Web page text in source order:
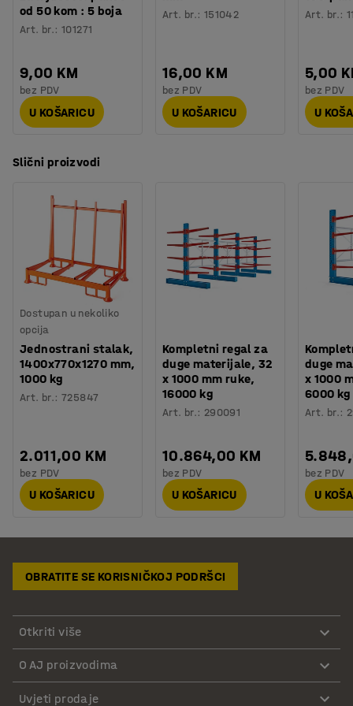
od 50 kom : 5 boja
Art. br.:101271
9,00 KM
bez PDV
U KOŠARICU
Art. br.: 151042
16,00 KM
bez PDV
U KOŠARICU
Art. br.:
5,00
bez PDV
U
Slični proizvodi
Dostupan u nekoliko
opcija
Jednostrani stalak,
1400x770x1270 mm,
1000 kg
Art. br.:725847
2.011,00 KM
bez PDV
U KOŠARICU
Kompletni regal za
duge materijale, 32
x 1000 mm ruke,
16000 kg
Art. br.: 290091
10.864,00 KM
bez PDV
U KOŠARICU
duge
x 1000
6000 kg
Art. br.:
bez PDV
U
OBRATITE SE KORISNIČKOJ PODRŠCI
Otkriti više
O AJ proizvodima
Uvjeti prodaje